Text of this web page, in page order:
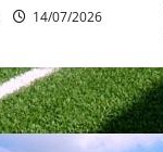
14/07/2026